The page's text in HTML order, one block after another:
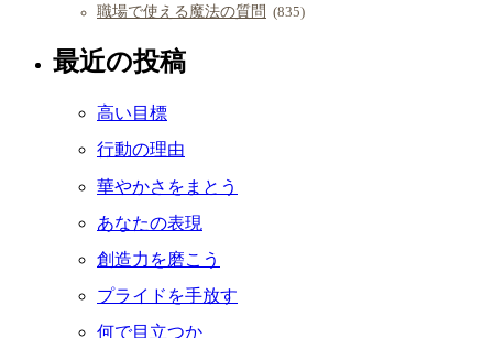
職場で使える魔法の質問 (835)
最近の投稿
高い目標
行動の理由
華やかさをまとう
あなたの表現
創造力を磨こう
プライドを手放す
何で目立つか